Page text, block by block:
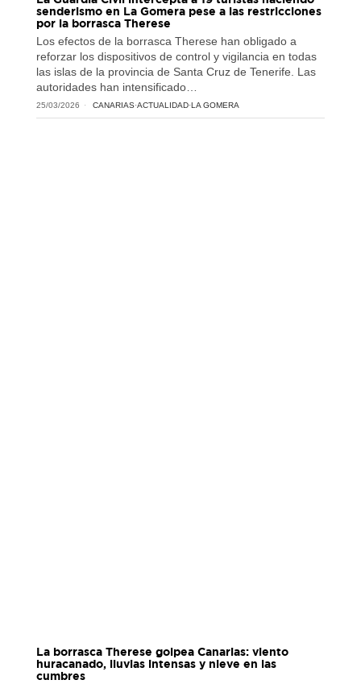
senderismo en La Gomera pese a las restricciones
por la borrasca Therese
Los efectos de la borrasca Therese han obligado a
reforzar los dispositivos de control y vigilancia en todas
las islas de la provincia de Santa Cruz de Tenerife. Las
autoridades han intensificado…
25/03/2026 CANARIAS·ACTUALIDAD·LA GOMERA
La borrasca Therese golpea Canarias: viento
huracanado, lluvias intensas y nieve en las
cumbres